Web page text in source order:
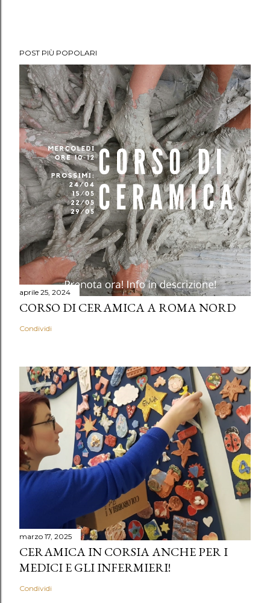
POST PIÙ POPOLARI
aprile 25, 2024
CORSO DI CERAMICA A ROMA NORD
Condividi
marzo 17, 2025
CERAMICA IN CORSIA ANCHE PER I
MEDICI E GLI INFERMIERI!
Condividi